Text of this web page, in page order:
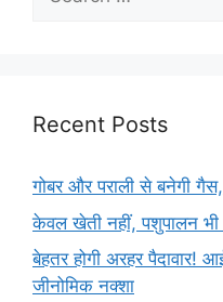
Recent Posts
गोबर और पराली से बनेगी
केवल खेती नहीं, पशुपालन भी
बेहतर होगी अरहर पैदावार!
जीनोमिक नक्शा